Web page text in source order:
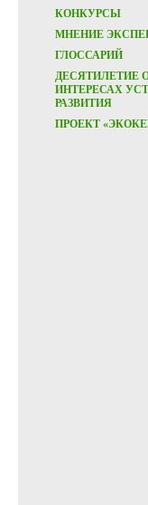
КОНКУРСЫ
МНЕНИЕ
ГЛОССАРИЙ
ДЕСЯТИЛЕТИЕ
ИНТЕРЕСАХ
РАЗВИТИЯ
ПРОЕКТ